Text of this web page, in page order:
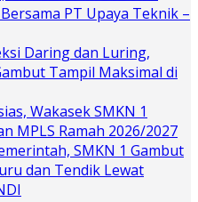
PT Upaya Teknik –
Daring dan Luring,
Tampil Maksimal di
Wakasek SMKN 1
MPLS Ramah 2026/2027
SMKN 1 Gambut
dan Tendik Lewat